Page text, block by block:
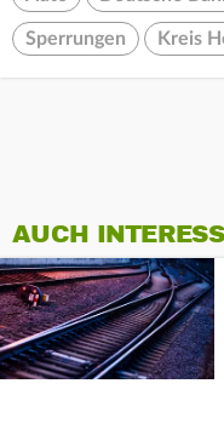
Sperrungen Kreis
AUCH